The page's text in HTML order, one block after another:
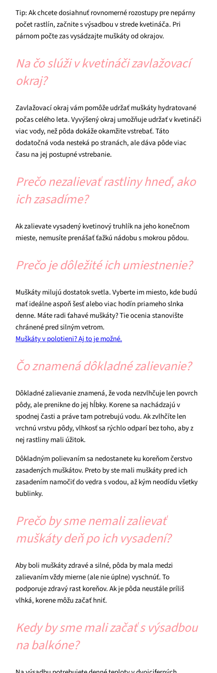
Tip: Ak chcete dosiahnuť rovnomerné rozostupy pre nepárny
počet rastlín, začnite s výsadbou v strede kvetináča. Pri
párnom počte zas vysádzajte muškáty od okrajov.
Na čo slúži v kvetináči zavlažovací
okraj?
Zavlažovací okraj vám pomôže udržať muškáty hydratované
počas celého leta. Vyvýšený okraj umožňuje udržať v kvetináči
viac vody, než pôda dokáže okamžite vstrebať. Táto
dodatočná voda nesteká po stranách, ale dáva pôde viac
času na jej postupné vstrebanie.
Prečo nezalievať rastliny hneď, ako
ich zasadíme?
Ak zalievate vysadený kvetinový truhlík na jeho konečnom
mieste, nemusíte prenášať ťažkú nádobu s mokrou pôdou.
Prečo je dôležité ich umiestnenie?
Muškáty milujú dostatok svetla. Vyberte im miesto, kde budú
mať ideálne aspoň šesť alebo viac hodín priameho slnka
denne. Máte radi ťahavé muškáty? Tie ocenia stanovište
chránené pred silným vetrom.
Muškáty v polotieni? Aj to je možné.
Čo znamená dôkladné zalievanie?
Dôkladné zalievanie znamená, že voda nezvlhčuje len povrch
pôdy, ale prenikne do jej hĺbky. Korene sa nachádzajú v
spodnej časti a práve tam potrebujú vodu. Ak zvlhčíte len
vrchnú vrstvu pôdy, vlhkosť sa rýchlo odparí bez toho, aby z
nej rastliny mali úžitok.
Dôkladným polievaním sa nedostanete ku koreňom čerstvo
zasadených muškátov. Preto by ste mali muškáty pred ich
zasadením namočiť do vedra s vodou, až kým neodídu všetky
bublinky.
Prečo by sme nemali zalievať
muškáty deň po ich vysadení?
Aby boli muškáty zdravé a silné, pôda by mala medzi
zalievaním vždy mierne (ale nie úplne) vyschnúť. To
podporuje zdravý rast koreňov. Ak je pôda neustále príliš
vlhká, korene môžu začať hniť.
Kedy by sme mali začať s výsadbou
na balkóne?